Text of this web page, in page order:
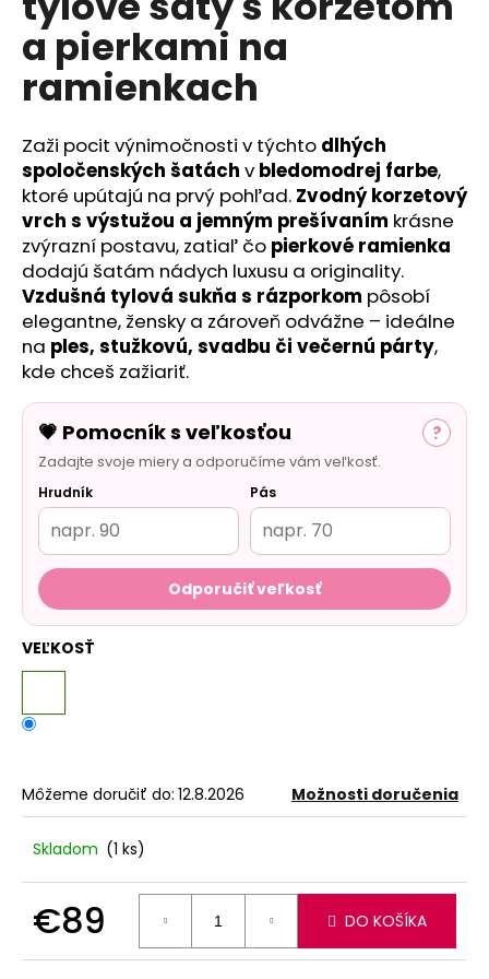
a pierkami na
ramienkach
Zaži pocit výnimočnosti v týchto dlhých
spoločenských šatách v bledomodrej farbe,
ktoré upútajú na prvý pohľad. Zvodný korzetový
vrch s výstužou a jemným prešívaním krásne
zvýrazní postavu, zatiaľ čo pierkové ramienka
dodajú šatám nádych luxusu a originality.
Vzdušná tylová sukňa s rázporkom pôsobí
elegantne, žensky a zároveň odvážne – ideálne
na ples, stužkovú, svadbu či večernú párty,
kde chceš zažiariť.
💗 Pomocník s veľkosťou ?
Zadajte svoje miery a odporučíme vám veľkosť.
Hrudník Pás
Odporučiť veľkosť
VEĽKOSŤ
Môžeme doručiť do: 12.8.2026 Možnosti doručenia
Skladom (1 ks)
€89 DO KOŠÍKA
a
m
e